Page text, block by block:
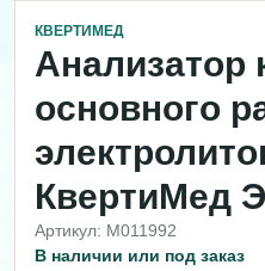
КВЕРТИМЕД
Анализатор
основного
КвертиМед
Артикул: M011992
В наличии или под заказ